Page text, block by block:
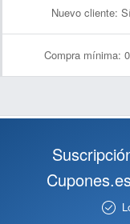
Nuevo cliente:
Compra mínima: